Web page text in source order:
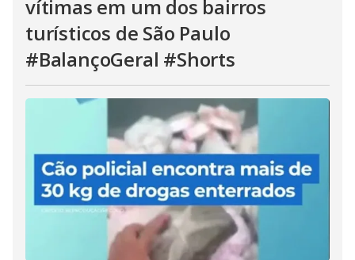
vítimas em um dos bairros
turísticos de São Paulo
#BalançoGeral #Shorts